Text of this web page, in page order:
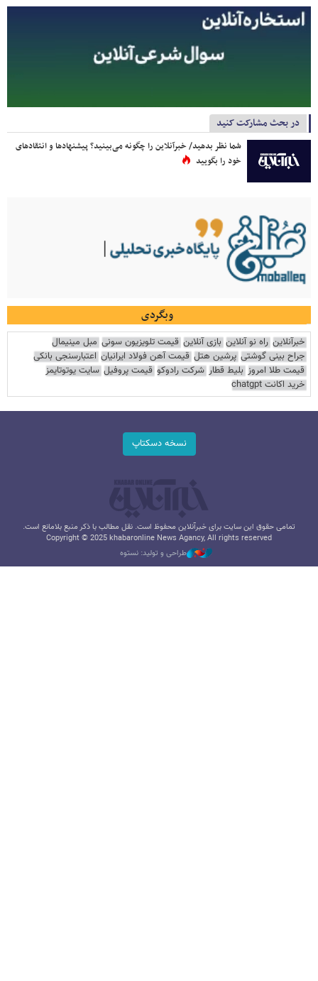
در بحث مشارکت کنید
شما نظر بدهید/ خبرآنلاین را چگونه می‌بینید؟ پیشنهادها و انتقادهای
خود را بگویید
وبگردی
خبرآنلاین راه نو آنلاین بازی آنلاین قیمت تلویزیون سونی مبل مینیمال
جراح بینی گوشتی پرشین هتل قیمت آهن فولاد ایرانیان اعتبارسنجی بانکی
قیمت طلا امروز بلیط قطار شرکت رادوکو قیمت پروفیل سایت یوتوتایمز
خرید اکانت chatgpt
نسخه دسکتاپ
تمامی حقوق این سایت برای خبرآنلاین محفوظ است. نقل مطالب با ذکر منبع بلامانع است.
Copyright © 2025 khabaronline News Agancy, All rights reserved
طراحی و تولید: نستوه